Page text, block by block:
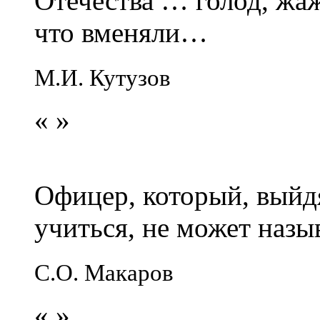
что вменяли…
М.И. Кутузов
« »
Офицер, который,
учиться, не может
С.О. Макаров